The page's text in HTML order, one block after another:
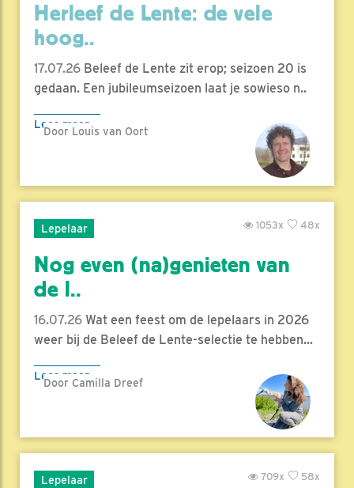
Herleef de Lente: de vele
hoog..
17.07.26 Beleef de Lente zit erop; seizoen 20 is
gedaan. Een jubileumseizoen laat je sowieso n..
Lees meer
Door Louis van Oort
Lepelaar 48x
1053x
Nog even (na)genieten van
de l..
16.07.26 Wat een feest om de lepelaars in 2026
weer bij de Beleef de Lente-selectie te hebben...
Lees meer
Door Camilla Dreef
Lepelaar 58x
709x